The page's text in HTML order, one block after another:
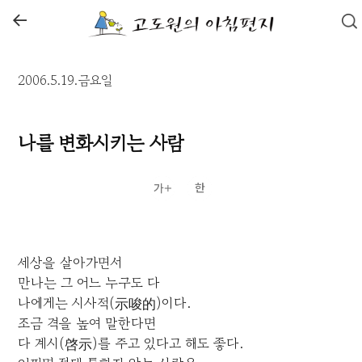
←
2006.5.19.금요일
나를 변화시키는 사람
세상을 살아가면서
만나는 그 어느 누구도 다
나에게는 시사적(示唆的)이다.
조금 격을 높여 말한다면
다 계시(啓示)를 주고 있다고 해도 좋다.